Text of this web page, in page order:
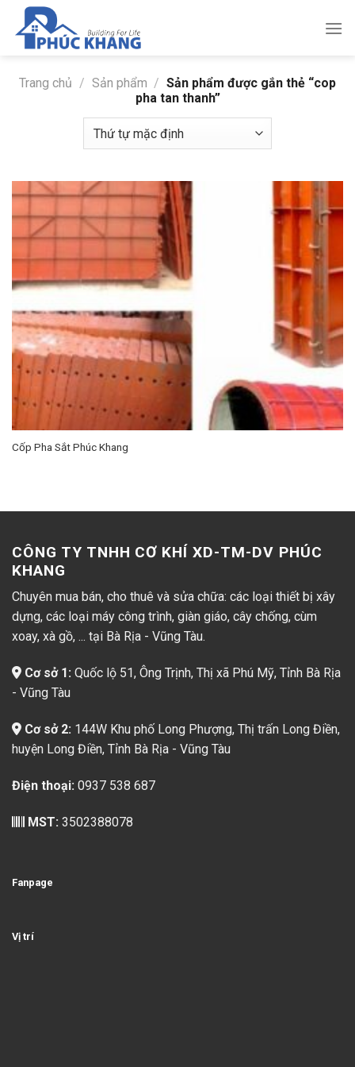
qua
Trang chủ / Sản phẩm / Sản phẩm được gắn thẻ “cop
pha tan thanh”
Cốp Pha Sắt Phúc Khang
CÔNG TY TNHH CƠ KHÍ XD-TM-DV PHÚC
KHANG
Chuyên mua bán, cho thuê và sửa chữa: các loại thiết bị xây
dựng, các loại máy công trình, giàn giáo, cây chống, cùm
xoay, xà gồ, ... tại Bà Rịa - Vũng Tàu.
Cơ sở 1: Quốc lộ 51, Ông Trịnh, Thị xã Phú Mỹ, Tỉnh Bà Rịa
- Vũng Tàu
Cơ sở 2: 144W Khu phố Long Phượng, Thị trấn Long Điền,
huyện Long Điền, Tỉnh Bà Rịa - Vũng Tàu
Điện thoại: 0937 538 687
MST: 3502388078
Fanpage
Vị trí